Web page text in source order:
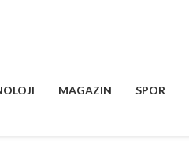
MAGAZIN SPOR